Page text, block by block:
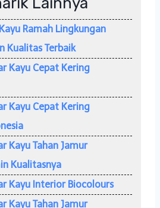
Ramah Lingkungan
Kualitas Terbaik
Kayu Cepat Kering
Kayu Cepat Kering
Kayu Tahan Jamur
Kualitasnya
Kayu Interior Biocolours
Kayu Tahan Jamur